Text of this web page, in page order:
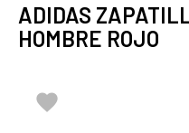
ADIDAS
HOMBRE ROJO
